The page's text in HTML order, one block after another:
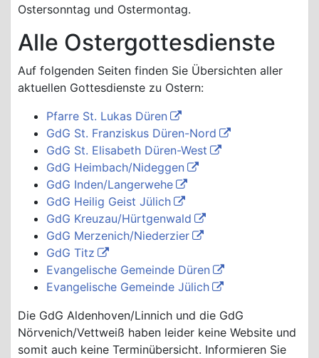
Ostersonntag und Ostermontag.
Alle Ostergottesdienste
Auf folgenden Seiten finden Sie Übersichten aller
aktuellen Gottesdienste zu Ostern:
Pfarre St. Lukas Düren
GdG St. Franziskus Düren-Nord
GdG St. Elisabeth Düren-West
GdG Heimbach/Nideggen
GdG Inden/Langerwehe
GdG Heilig Geist Jülich
GdG Kreuzau/Hürtgenwald
GdG Merzenich/Niederzier
GdG Titz
Evangelische Gemeinde Düren
Evangelische Gemeinde Jülich
Die GdG Aldenhoven/Linnich und die GdG
Nörvenich/Vettweiß haben leider keine Website und
somit auch keine Terminübersicht. Informieren Sie